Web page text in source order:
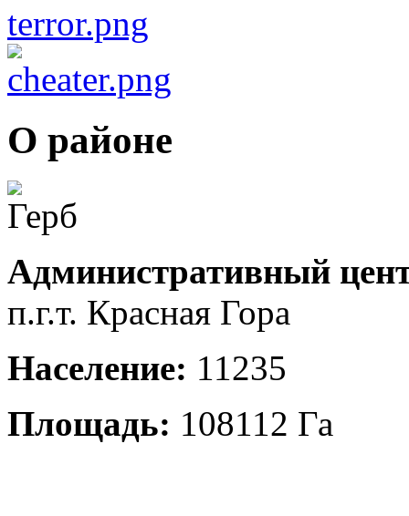
О районе
Административный
п.г.т. Красная Гора
Население: 11235
Площадь: 108112 Га